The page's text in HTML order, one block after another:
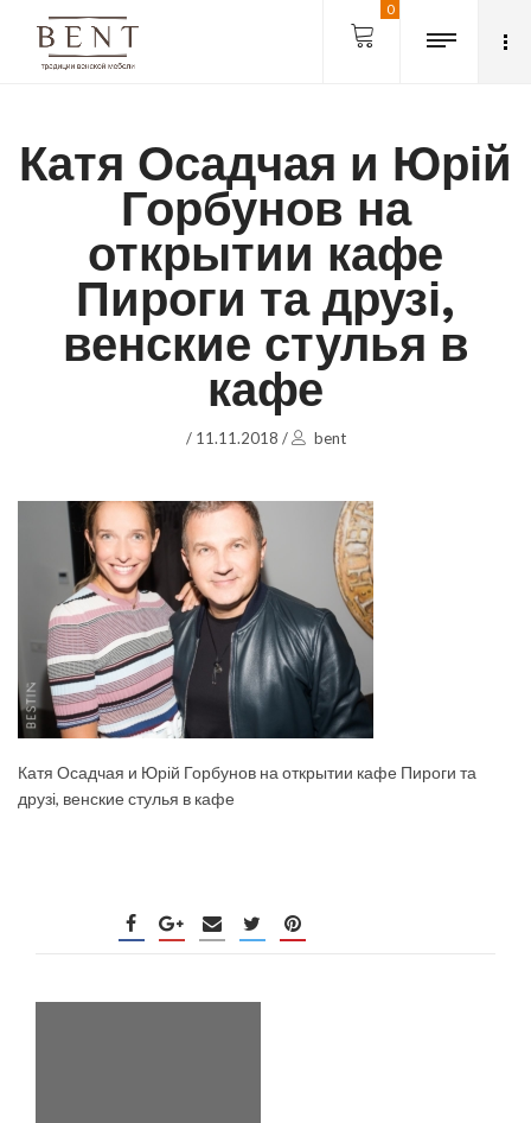
0
Катя Осадчая и Юрій
Горбунов на
открытии кафе
Пироги та друзі,
венские стулья в
кафе
/ 11.11.2018 / bent
Катя Осадчая и Юрій Горбунов на открытии кафе Пироги та
друзі, венские стулья в кафе